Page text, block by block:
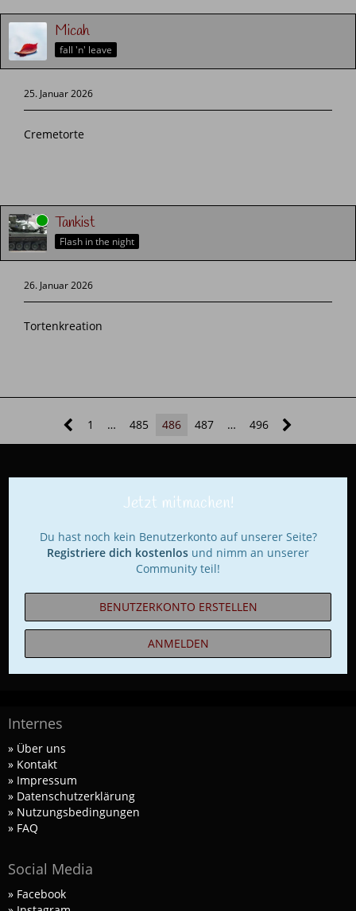
Micah
fall 'n' leave
25. Januar 2026
Cremetorte
Online Tankist
Flash in the night
26. Januar 2026
Tortenkreation
1 … 485 486 487 … 496
Jetzt mitmachen!
Du hast noch kein Benutzerkonto auf unserer Seite?
Registriere dich kostenlos und nimm an unserer
Community teil!
BENUTZERKONTO ERSTELLEN
ANMELDEN
Internes
» Über uns
» Kontakt
» Impressum
» Datenschutzerklärung
» Nutzungsbedingungen
» FAQ
Social Media
» Facebook